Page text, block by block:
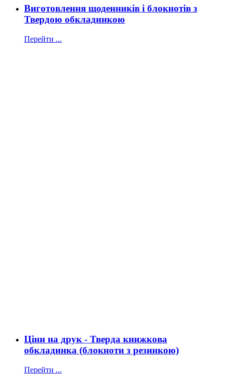
Виготовлення щоденників і блокнотів з
Твердою обкладинкою
Перейти ...
Ціни на друк - Тверда книжкова
обкладинка (блокноти з резинкою)
Перейти ...